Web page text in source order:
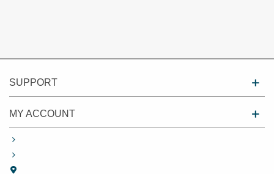
SUPPORT
MY ACCOUNT